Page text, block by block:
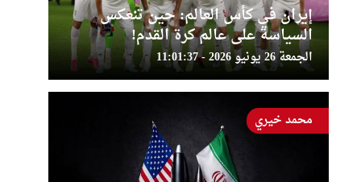
إيران في كأس العالم: حين تنعكس
السياسة على عالم كرة القدم!
الجمعة 26 يونيو 2026 - 11:01:37
محمد خيري